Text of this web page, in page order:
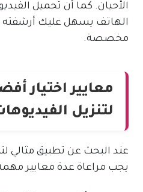
الأحيان. كما أن تحميل
الهاتف يسهل عليك
مخصصة.
معايير اختيار
لتنزيل
عند البحث عن تطبيق مثالي
يجب مراعاة عدة معايير